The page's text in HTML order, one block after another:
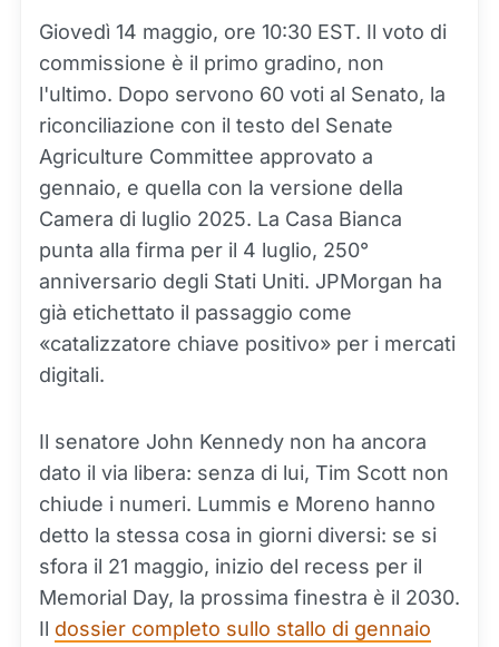
Giovedì 14 maggio, ore 10:30 EST. Il voto di
commissione è il primo gradino, non
l'ultimo. Dopo servono 60 voti al Senato, la
riconciliazione con il testo del Senate
Agriculture Committee approvato a
gennaio, e quella con la versione della
Camera di luglio 2025. La Casa Bianca
punta alla firma per il 4 luglio, 250°
anniversario degli Stati Uniti. JPMorgan ha
già etichettato il passaggio come
«catalizzatore chiave positivo» per i mercati
digitali.
Il senatore John Kennedy non ha ancora
dato il via libera: senza di lui, Tim Scott non
chiude i numeri. Lummis e Moreno hanno
detto la stessa cosa in giorni diversi: se si
sfora il 21 maggio, inizio del recess per il
Memorial Day, la prossima finestra è il 2030.
Il dossier completo sullo stallo di gennaio